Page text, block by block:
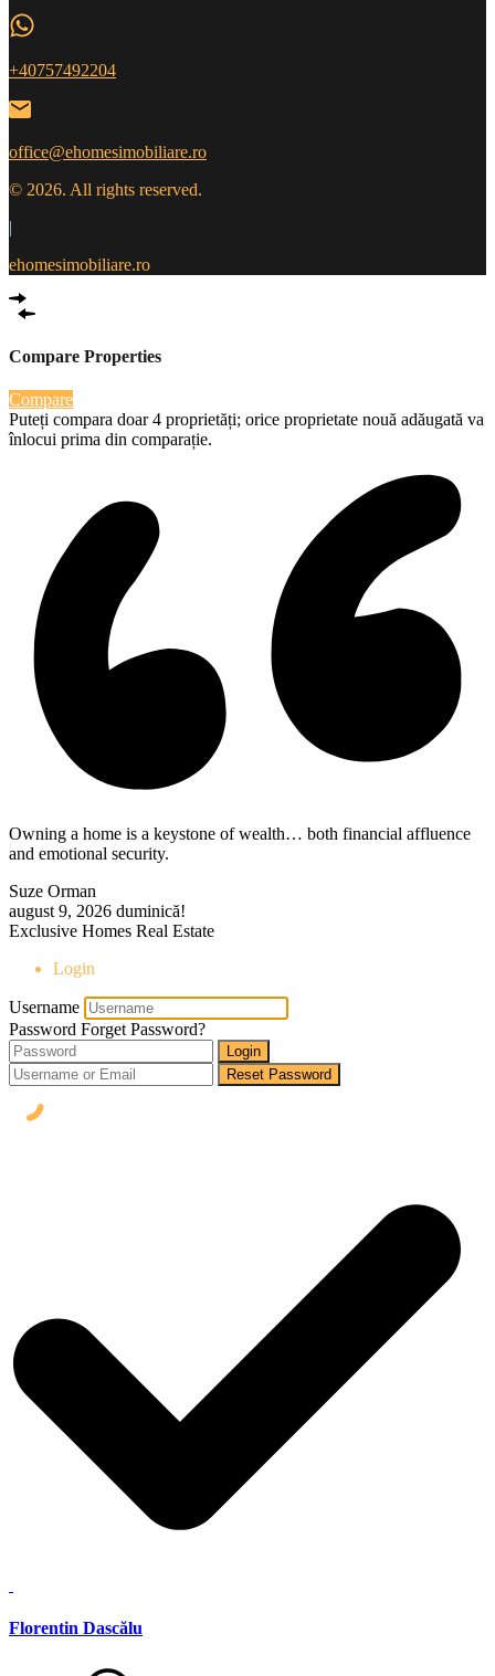
+40757492204
office@ehomesimobiliare.ro
© 2026. All rights reserved.
|
ehomesimobiliare.ro
Compare Properties
Compare
Puteți compara doar 4 proprietăți; orice proprietate nouă adăugată va
înlocui prima din comparație.
Owning a home is a keystone of wealth… both financial affluence
and emotional security.
Suze Orman
august 9, 2026 duminică!
Exclusive Homes Real Estate
Login
Username
Password Forget Password?
Login
Reset Password
Florentin Dascălu